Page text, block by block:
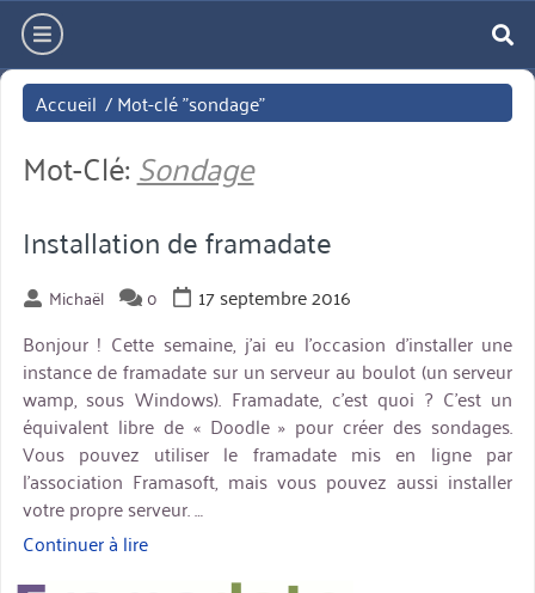
Aller
directement
au
contenu
hamburger
Accueil /Mot-clé "sondage"
Mot-Clé: Sondage
Installation de framadate
Michaël 0
17 septembre 2016
Bonjour ! Cette semaine, j’ai eu l’occasion d’installer une
instance de framadate sur un serveur au boulot (un serveur
wamp, sous Windows). Framadate, c’est quoi ? C’est un
équivalent libre de « Doodle » pour créer des sondages.
Vous pouvez utiliser le framadate mis en ligne par
l’association Framasoft, mais vous pouvez aussi installer
votre propre serveur. …
Continuer à lire« Installation